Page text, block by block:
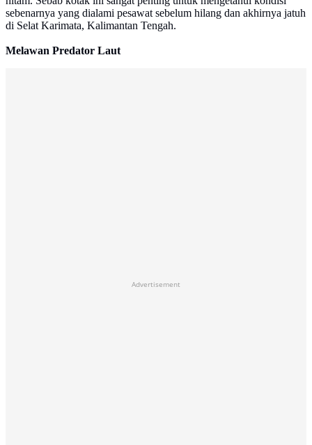
sebenarnya yang dialami pesawat sebelum hilang dan akhirnya jatuh
di Selat Karimata, Kalimantan Tengah.
Melawan Predator Laut
Advertisement